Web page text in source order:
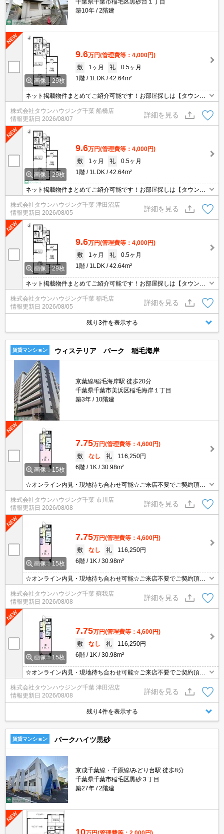
千葉県千葉市稲毛区黒砂台１丁目
築10年
2階建
画像：29枚
9.6万円(管理費等：4,000円)
敷
1ヶ月 礼
0.5ヶ月
1階
1LDK 42.64m²
ネット掲載物件まとめてご紹介可能です！お部屋探しは【タウンハ
ウジング】にお任せください！※オンライン内見・現地待ち合わせ
は事前にご相談ください。
株式会社タウンハウジング千葉 船橋店
情報更新日 2026/08/07
詳細を見る
画像：29枚
9.6万円(管理費等：4,000円)
敷
1ヶ月 礼
0.5ヶ月
1階
1LDK 42.64m²
ネット掲載物件まとめてご紹介可能です！お部屋探しは【タウンハ
ウジング】にお任せください！※オンライン内見・現地待ち合わせ
は事前にご相談ください。
株式会社タウンハウジング千葉 津田沼店
情報更新日 2026/08/05
詳細を見る
画像：29枚
9.6万円(管理費等：4,000円)
敷
1ヶ月 礼
0.5ヶ月
1階
1LDK 42.64m²
ネット掲載物件まとめてご紹介可能です！お部屋探しは【タウンハ
ウジング】にお任せください！※オンライン内見・現地待ち合わせ
は事前にご相談ください。
株式会社タウンハウジング千葉 稲毛店
情報更新日 2026/08/05
詳細を見る
残り3件を表示する
賃貸マンション ウィステリア パーク 稲毛海岸
京葉線/稲毛海岸駅 徒歩20分
千葉県千葉市美浜区稲毛海岸１丁目
築3年
10階建
画像：15枚
7.75万円(管理費等：4,600円)
敷
なし 礼
116,250円
6階
1K 30.98m²
☆オンライン内見・現地待ち合わせ可能☆ご来店不要でご契約頂く
事も可能です！お部屋探しは【タウンハウジング稲毛店】にお任せ
ください！
株式会社タウンハウジング千葉 市川店
情報更新日 2026/08/08
詳細を見る
画像：15枚
7.75万円(管理費等：4,600円)
敷
なし 礼
116,250円
6階
1K 30.98m²
☆オンライン内見・現地待ち合わせ可能☆ご来店不要でご契約頂く
事も可能です！お部屋探しは【タウンハウジング稲毛店】にお任せ
ください！
株式会社タウンハウジング千葉 蘇我店
情報更新日 2026/08/08
詳細を見る
画像：15枚
7.75万円(管理費等：4,600円)
敷
なし 礼
116,250円
6階
1K 30.98m²
☆オンライン内見・現地待ち合わせ可能☆ご来店不要でご契約頂く
事も可能です！お部屋探しは【タウンハウジング稲毛店】にお任せ
ください！
株式会社タウンハウジング千葉 津田沼店
情報更新日 2026/08/08
詳細を見る
残り4件を表示する
賃貸マンション パークハイツ黒砂
京成千葉線・千原線/みどり台駅 徒歩8分
千葉県千葉市稲毛区黒砂３丁目
築27年
2階建
10万円(管理費等：2,000円)